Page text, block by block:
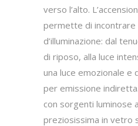
verso l’alto.
permette di incontrare
d’illuminazione: dal
di riposo, alla luce
una luce emozionale e
per emissione
con sorgenti luminose
preziosissima in vetro